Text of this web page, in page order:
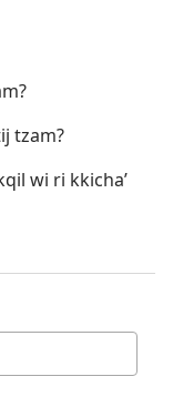
tzam?
wi ri kkichaʼ